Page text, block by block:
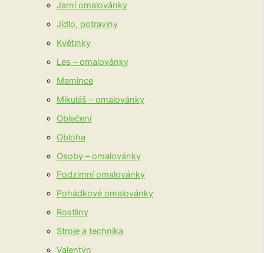
Jarní omalovánky
Jídlo, potraviny
Květinky
Les – omalovánky
Mamince
Mikuláš – omalovánky
Oblečení
Obloha
Osoby – omalovánky
Podzimní omalovánky
Pohádkové omalovánky
Rostliny
Stroje a technika
Valentýn